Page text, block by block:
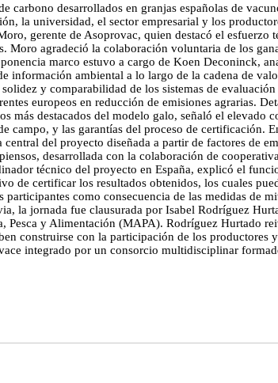
desarrollados en granjas españolas de
la universidad, el sector empresarial y los
gerente de Asoprovac, quien destacó el esfuerzo
agradeció la colaboración voluntaria de los
marco estuvo a cargo de Koen Deconinck,
ambiental a lo largo de la cadena de
y comparabilidad de los sistemas de
europeos en reducción de emisiones agrarias.
más destacados del modelo galo, señaló el elevado
campo, y las garantías del proceso de certificación.
del proyecto diseñada a partir de factores de
desarrollada con la colaboración de
técnico del proyecto en España, explicó el
de certificar los resultados obtenidos, los cuales
como consecuencia de las medidas de
la jornada fue clausurada por Isabel Rodríguez
y Alimentación (MAPA). Rodríguez Hurtado
construirse con la participación de los productores
integrado por un consorcio multidisciplinar